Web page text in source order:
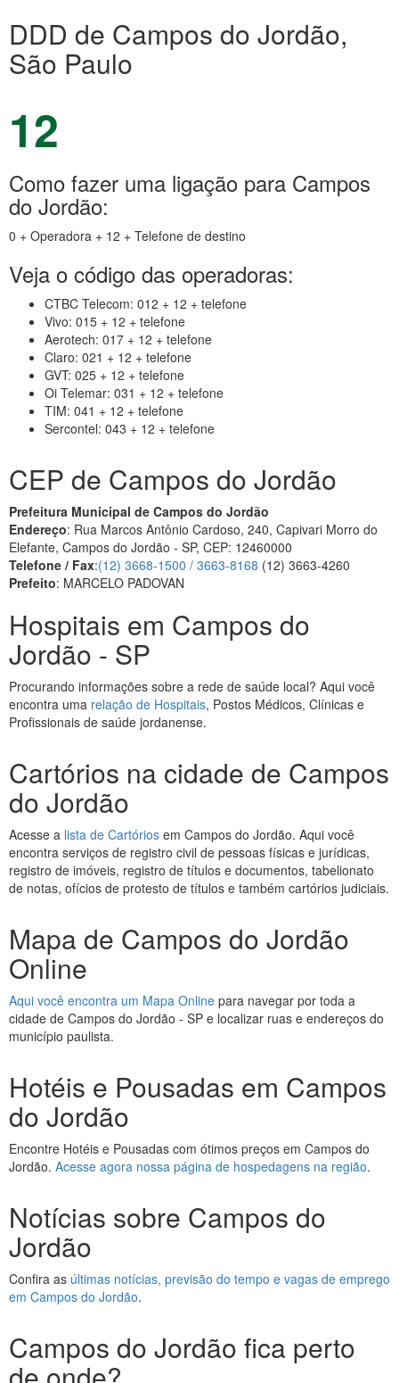
DDD de Campos do Jordão,
São Paulo
12
Como fazer uma ligação para Campos
do Jordão:
0 + Operadora + 12 + Telefone de destino
Veja o código das operadoras:
CTBC Telecom: 012 + 12 + telefone
Vivo: 015 + 12 + telefone
Aerotech: 017 + 12 + telefone
Claro: 021 + 12 + telefone
GVT: 025 + 12 + telefone
Oi Telemar: 031 + 12 + telefone
TIM: 041 + 12 + telefone
Sercontel: 043 + 12 + telefone
CEP de Campos do Jordão
Prefeitura Municipal de Campos do Jordão
Endereço: Rua Marcos Antônio Cardoso, 240, Capivari Morro do
Elefante, Campos do Jordão - SP, CEP: 12460000
Telefone / Fax:(12) 3668-1500 / 3663-8168 (12) 3663-4260
Prefeito: MARCELO PADOVAN
Hospitais em Campos do
Jordão - SP
Procurando informações sobre a rede de saúde local? Aqui você
encontra uma relação de Hospitais, Postos Médicos, Clínicas e
Profissionais de saúde jordanense.
Cartórios na cidade de Campos
do Jordão
Acesse a lista de Cartórios em Campos do Jordão. Aqui você
encontra serviços de registro civil de pessoas físicas e jurídicas,
registro de imóveis, registro de títulos e documentos, tabelionato
de notas, ofícios de protesto de títulos e também cartórios judiciais.
Mapa de Campos do Jordão
Online
Aqui você encontra um Mapa Online para navegar por toda a
cidade de Campos do Jordão - SP e localizar ruas e endereços do
município paulista.
Hotéis e Pousadas em Campos
do Jordão
Encontre Hotéis e Pousadas com ótimos preços em Campos do
Jordão. Acesse agora nossa página de hospedagens na região.
Notícias sobre Campos do
Jordão
Confira as últimas notícias, previsão do tempo e vagas de emprego
em Campos do Jordão.
Campos do Jordão fica perto